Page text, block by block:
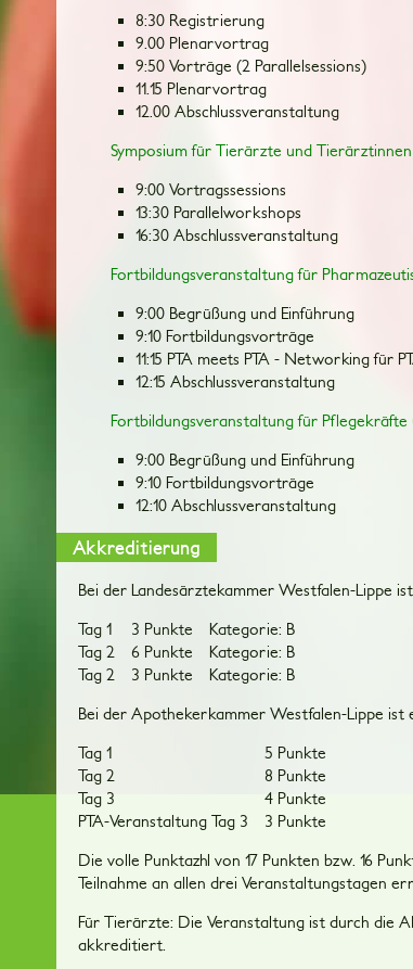
8:30 Registrierung
9.00 Plenarvortrag
9:50 Vorträge (2 Parallelsessions)
11.15 Plenarvortrag
12.00 Abschlussveranstaltung
Symposium für Tierärzte und Tierärztinnen
9:00 Vortragssessions
13:30 Parallelworkshops
16:30 Abschlussveranstaltung
Fortbildungsveranstaltung für
9:00 Begrüßung und Einführung
9:10 Fortbildungsvorträge
11:15 PTA meets PTA - Networking für
12:15 Abschlussveranstaltung
Fortbildungsveranstaltung für Pflegekräfte
9:00 Begrüßung und Einführung
9:10 Fortbildungsvorträge
12:10 Abschlussveranstaltung
Akkreditierung
Bei der Landesärztekammer Westfalen-Lippe
Tag 1 3 Punkte
Kategorie: B
Tag 2
6 Punkte
Kategorie: B
Tag 2
3 Punkte Kategorie: B
Bei der Apothekerkammer Westfalen-Lippe
Tag 1
5 Punkte
Tag 2
8 Punkte
Tag 3
4 Punkte
PTA-Veranstaltung Tag 3
3 Punkte
Die volle Punktazhl von 17 Punkten bzw. 16
Teilnahme an allen drei Veranstaltungstagen
Für Tierärzte: Die Veranstaltung ist durch die
akkreditiert.